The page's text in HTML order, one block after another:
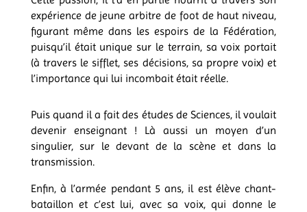
expérience de jeune arbitre de foot de haut niveau,
figurant même dans les espoirs de la Fédération,
puisqu’il était unique sur le terrain, sa voix portait
(à travers le sifflet, ses décisions, sa propre voix) et
l’importance qui lui incombait était réelle.
Puis quand il a fait des études de Sciences, il voulait
devenir enseignant ! Là aussi un moyen d’un
singulier, sur le devant de la scène et dans la
transmission.
Enfin, à l’armée pendant 5 ans, il est élève chant-
bataillon et c’est lui, avec sa voix, qui donne le